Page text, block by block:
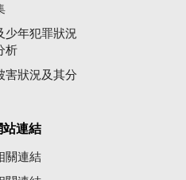
少年犯罪狀況
析
害狀況及其分
站連結
關連結